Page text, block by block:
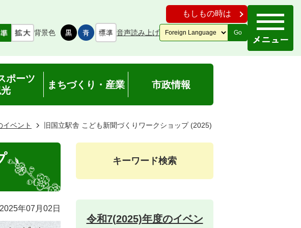
もしもの時は
背景色 音声読み上げ Go
ポーツ
まちづくり・産業 市政情報
ベント 旧国立駅舎 こども新聞づくりワークショップ (2025)
年07月02日
キーワード検索
令和7(2025)年度のイベン